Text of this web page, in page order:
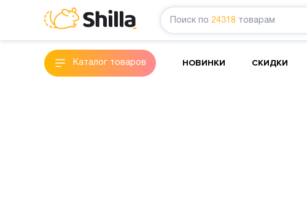
Поиск по 24318 товарам
Каталог товаров НОВИНКИ СКИДКИ